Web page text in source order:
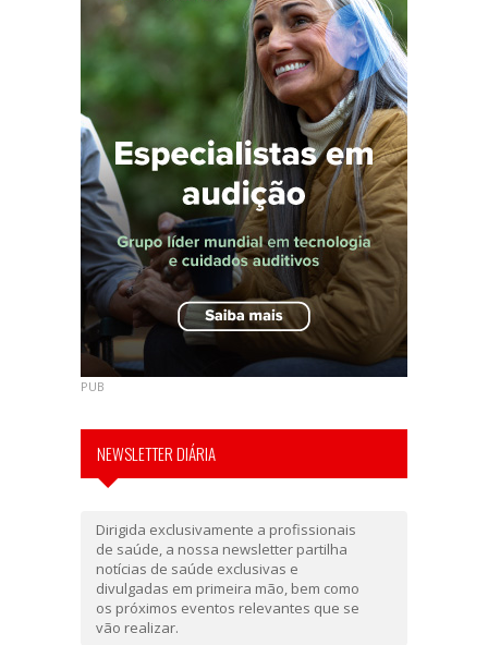
PUB
NEWSLETTER DIÁRIA
Dirigida exclusivamente a profissionais
de saúde, a nossa newsletter partilha
notícias de saúde exclusivas e
divulgadas em primeira mão, bem como
os próximos eventos relevantes que se
vão realizar.